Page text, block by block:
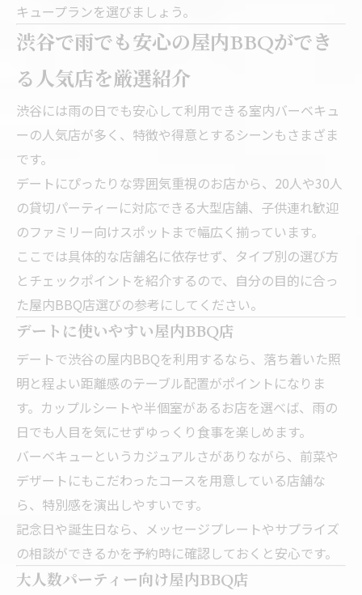
キュープランを選びましょう。
渋谷で雨でも安心の屋内BBQができ
る人気店を厳選紹介
渋谷には雨の日でも安心して利用できる室内バーベキュ
ーの人気店が多く、特徴や得意とするシーンもさまざま
です。
デートにぴったりな雰囲気重視のお店から、20人や30人
の貸切パーティーに対応できる大型店舗、子供連れ歓迎
のファミリー向けスポットまで幅広く揃っています。
ここでは具体的な店舗名に依存せず、タイプ別の選び方
とチェックポイントを紹介するので、自分の目的に合っ
た屋内BBQ店選びの参考にしてください。
デートに使いやすい屋内BBQ店
デートで渋谷の屋内BBQを利用するなら、落ち着いた照
明と程よい距離感のテーブル配置がポイントになりま
す。カップルシートや半個室があるお店を選べば、雨の
日でも人目を気にせずゆっくり食事を楽しめます。
バーベキューというカジュアルさがありながら、前菜や
デザートにもこだわったコースを用意している店舗な
ら、特別感を演出しやすいです。
記念日や誕生日なら、メッセージプレートやサプライズ
の相談ができるかを予約時に確認しておくと安心です。
大人数パーティー向け屋内BBQ店